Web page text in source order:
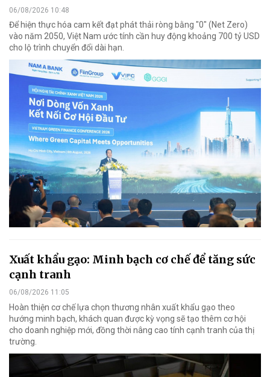
06/08/2026 10:48
Để hiện thực hóa cam kết đạt phát thải ròng bằng "0" (Net Zero)
vào năm 2050, Việt Nam ước tính cần huy động khoảng 700 tỷ USD
cho lộ trình chuyển đổi dài hạn.
Xuất khẩu gạo: Minh bạch cơ chế để tăng sức
cạnh tranh
06/08/2026 11:05
Hoàn thiện cơ chế lựa chọn thương nhân xuất khẩu gạo theo
hướng minh bạch, khách quan được kỳ vọng sẽ tạo thêm cơ hội
cho doanh nghiệp mới, đồng thời nâng cao tính cạnh tranh của thị
trường.